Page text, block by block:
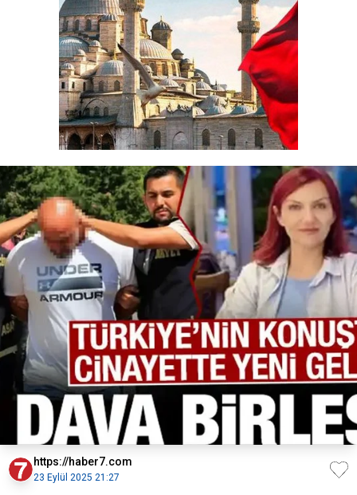
https://haber7.com
23 Eylül 2025 21:27